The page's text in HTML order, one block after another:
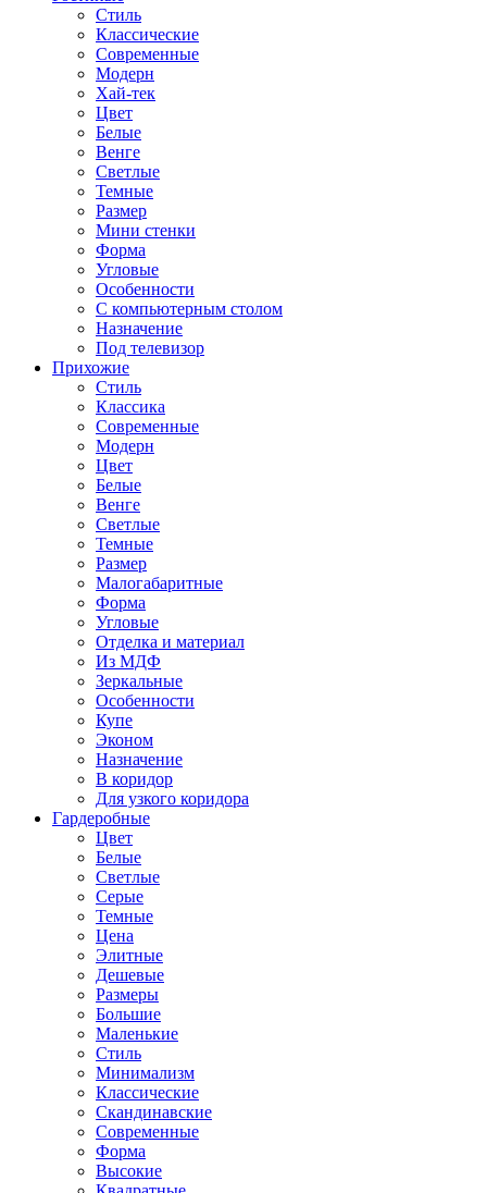
Стиль
Классические
Современные
Модерн
Хай-тек
Цвет
Белые
Венге
Светлые
Темные
Размер
Мини стенки
Форма
Угловые
Особенности
С компьютерным столом
Назначение
Под телевизор
Прихожие
Стиль
Классика
Современные
Модерн
Цвет
Белые
Венге
Светлые
Темные
Размер
Малогабаритные
Форма
Угловые
Отделка и материал
Из МДФ
Зеркальные
Особенности
Купе
Эконом
Назначение
В коридор
Для узкого коридора
Гардеробные
Цвет
Белые
Светлые
Серые
Темные
Цена
Элитные
Дешевые
Размеры
Большие
Маленькие
Стиль
Минимализм
Классические
Скандинавские
Современные
Форма
Высокие